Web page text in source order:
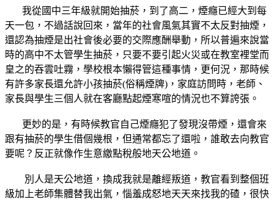
我從國中三年級就開始抽菸，到了高二，煙癮已經大到每
天一包，不過話說回來，當年的社會風氣其實不太反對抽煙，
還認為抽煙是出社會後必要的交際應酬舉動，所以普遍來說當
時的高中不太管學生抽菸，只要不要引起火災或在教室裡堂而
皇之的吞雲吐霧，學校根本懶得管這種事情，更何況，那時候
有許多家長還允許小孩抽菸(俗稱煙牌)，家庭訪問時，老師、
家長與學生三個人就在客廳點起煙寒喧的情況也不算誇張。
更妙的是，有時候教官自己煙癮犯了發現沒帶煙，還會來
跟有抽菸的學生借個幾根，但通常都忘了還啦，誰敢去向教官
要呢？反正就像作生意繳點稅般地天公地道。
別人是天公地道，換成我就是離經叛道，教官看到整個班
級加上老師集體替我出氣，惱羞成怒地天天來找我的碴，很快